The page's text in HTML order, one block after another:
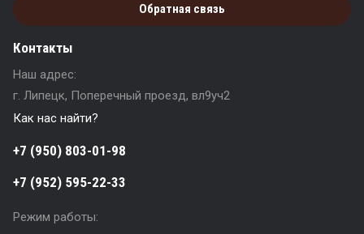
Обратная связь
Контакты
Наш адрес:
г. Липецк, Поперечный проезд, вл9уч2
Как нас найти?
+7 (950) 803-01-98
+7 (952) 595-22-33
Режим работы: